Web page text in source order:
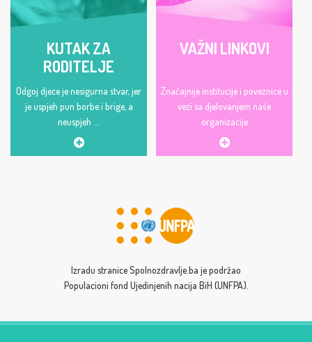
KUTAK ZA
RODITELJE
Odgoj djece je nesigurna stvar, jer
je uspjeh pun borbe i brige, a
neuspjeh ...
VAŽNI LINKOVI
Značajnije institucije i poveznice u
vezi sa djelovanjem naše
organizacije
Izradu stranice Spolnozdravlje.ba je podržao
Populacioni fond Ujedinjenih nacija BiH (UNFPA).